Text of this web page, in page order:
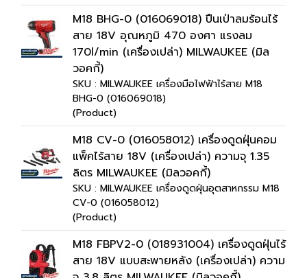
M18 BHG-0 (016069018) ปืนเป่าลมร้อนไร้
สาย 18V อุณหภูมิ 470 องศา แรงลม
170l/min (เครื่องเปล่า) MILWAUKEE (มิล
วอคกี้)
SKU : MILWAUKEE เครื่องมือไฟฟ้าไร้สาย M18
BHG-0 (016069018)
(Product)
M18 CV-0 (016058012) เครื่องดูดฝุ่นคอม
แพ็คไร้สาย 18V (เครื่องเปล่า) ความจุ 1.35
ลิตร MILWAUKEE (มิลวอคกี้)
SKU : MILWAUKEE เครื่องดูดฝุ่นอุตสาหกรรม M18
CV-0 (016058012)
(Product)
M18 FBPV2-0 (018931004) เครื่องดูดฝุ่นไร้
สาย 18V แบบสะพายหลัง (เครื่องเปล่า) ความ